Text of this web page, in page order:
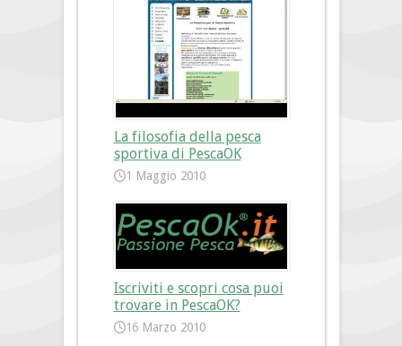
La filosofia della pesca
sportiva di PescaOK
1 Maggio 2010
Iscriviti e scopri cosa puoi
trovare in PescaOK?
16 Marzo 2010